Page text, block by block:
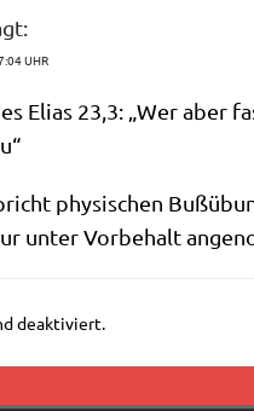
UHR
Eli­as 23,3: „Wer aber
phy­si­schen
unter Vor­be­halt
deaktiviert.